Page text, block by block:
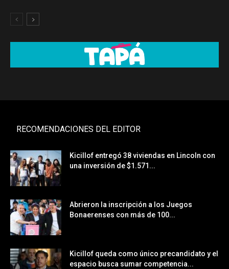
RECOMENDACIONES DEL EDITOR
Kicillof entregó 38 viviendas en Lincoln con
una inversión de $1.571...
Abrieron la inscripción a los Juegos
Bonaerenses con más de 100...
Kicillof queda como único precandidato y el
espacio busca sumar competencia...